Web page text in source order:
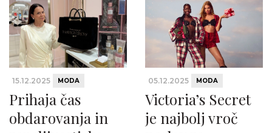
15.12.2025 MODA
Prihaja čas
obdarovanja in
05.12.2025 MODA
Victoria’s Secret
je najbolj vroč